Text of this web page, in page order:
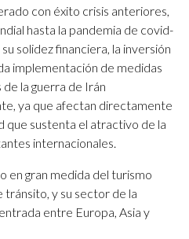
con éxito crisis anteriores,
hasta la pandemia de covid-
solidez financiera, la inversión
implementación de medidas
la guerra de Irán
ya que afectan directamente
que sustenta el atractivo de la
internacionales.
en gran medida del turismo
y su sector de la
entre Europa, Asia y